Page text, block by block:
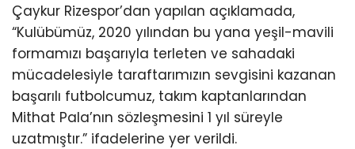
Çaykur Rizespor’dan yapılan açıklamada,
“Kulübümüz, 2020 yılından bu yana yeşil-mavili
formamızı başarıyla terleten ve sahadaki
mücadelesiyle taraftarımızın sevgisini kazanan
başarılı futbolcumuz, takım kaptanlarından
Mithat Pala’nın sözleşmesini 1 yıl süreyle
uzatmıştır.” ifadelerine yer verildi.